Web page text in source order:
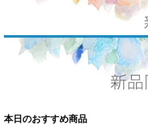
本日のおすすめ商品